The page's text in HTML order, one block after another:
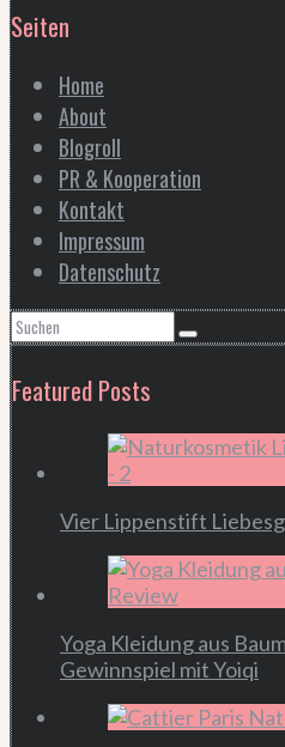
Seiten
Home
About
Blogroll
PR & Kooperation
Kontakt
Impressum
Datenschutz
Featured Posts
Vier Lippenstift
Yoga Kleidung aus
Gewinnspiel mit Yoiqi